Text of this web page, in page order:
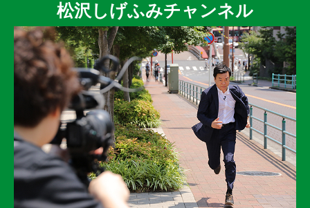
松沢しげふみチャンネル